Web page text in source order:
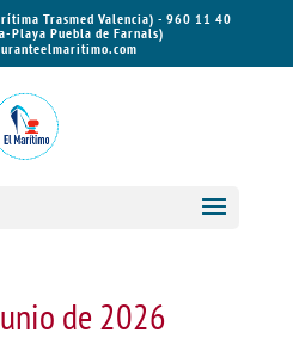
Trasmed Valencia) - 960 11 40
Playa Puebla de Farnals)
de 2026